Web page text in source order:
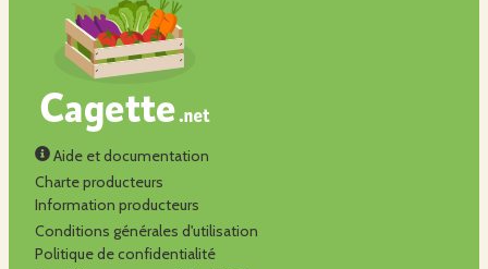
Aide et documentation
Charte producteurs
Information producteurs
Conditions générales d'utilisation
Politique de confidentialité